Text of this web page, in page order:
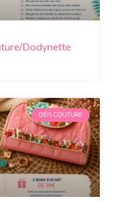
Dodynette
DÉFI COUTURE